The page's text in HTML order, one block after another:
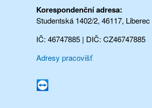
Korespondenční adresa:
Studentská 1402/2, 46117, Liberec
IČ: 46747885 | DIČ: CZ46747885
Adresy pracovišť